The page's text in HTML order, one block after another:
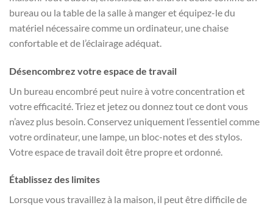
bureau ou la table de la salle à manger et équipez-le du
matériel nécessaire comme un ordinateur, une chaise
confortable et de l’éclairage adéquat.
Désencombrez votre espace de travail
Un bureau encombré peut nuire à votre concentration et
votre efficacité. Triez et jetez ou donnez tout ce dont vous
n’avez plus besoin. Conservez uniquement l’essentiel comme
votre ordinateur, une lampe, un bloc-notes et des stylos.
Votre espace de travail doit être propre et ordonné.
Établissez des limites
Lorsque vous travaillez à la maison, il peut être difficile de